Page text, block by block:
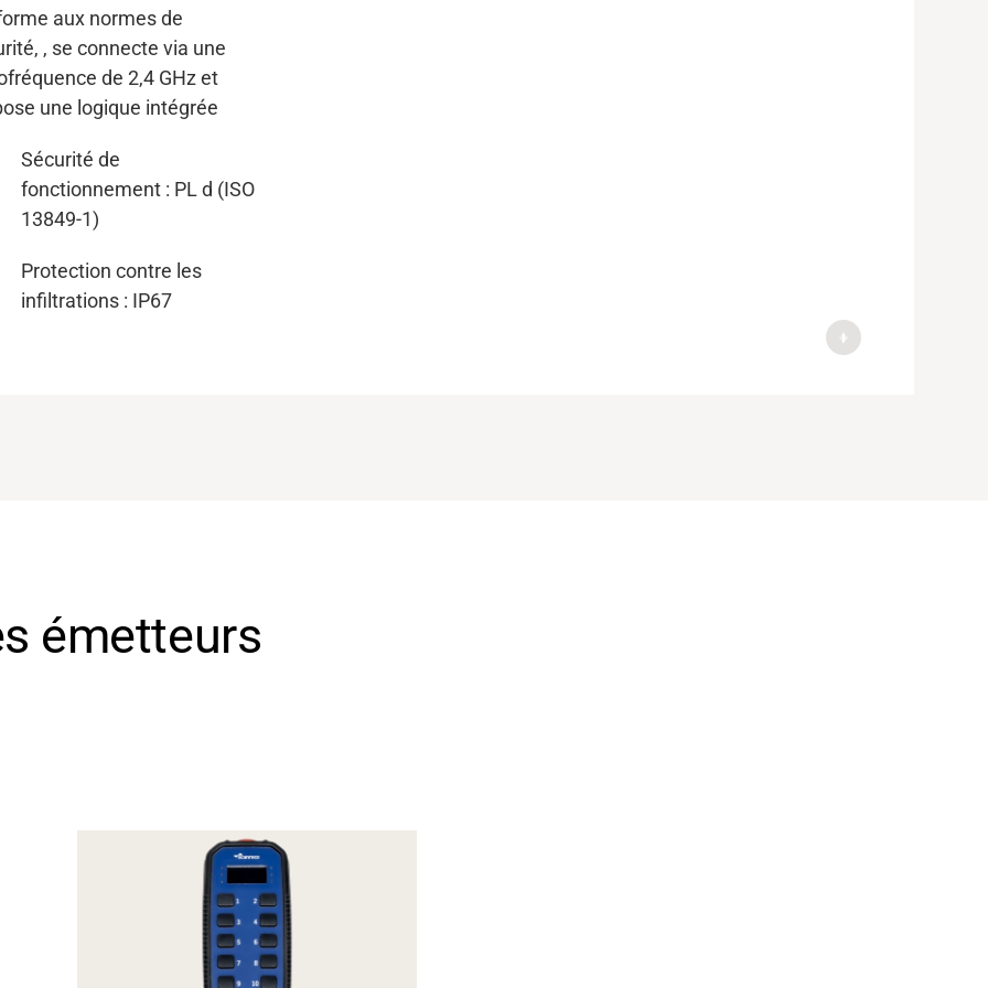
aux normes de
, se connecte via une
de 2,4 GHz et
une logique intégrée
Sécurité de
fonctionnement : PL d (ISO
13849-1)
Protection contre les
infiltrations : IP67
fonctionnesur 12 ou 24
avec une fonctionnalité
activeconforme aux
de sécuritéetprend en
pour la marche/arrêt et la
proportionnelle, le
dans un seul dispositif
Sécurité de
émetteurs